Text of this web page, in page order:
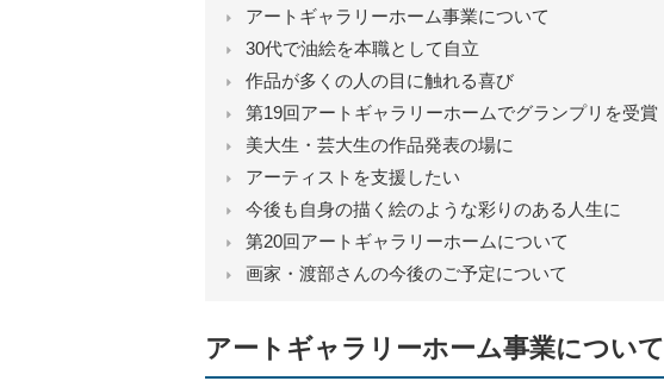
アートギャラリーホーム事業について
30代で油絵を本職として自立
作品が多くの人の目に触れる喜び
第19回アートギャラリーホームでグランプリを受賞
美大生・芸大生の作品発表の場に
アーティストを支援したい
今後も自身の描く絵のような彩りのある人生に
第20回アートギャラリーホームについて
画家・渡部さんの今後のご予定について
アートギャラリーホーム事業について